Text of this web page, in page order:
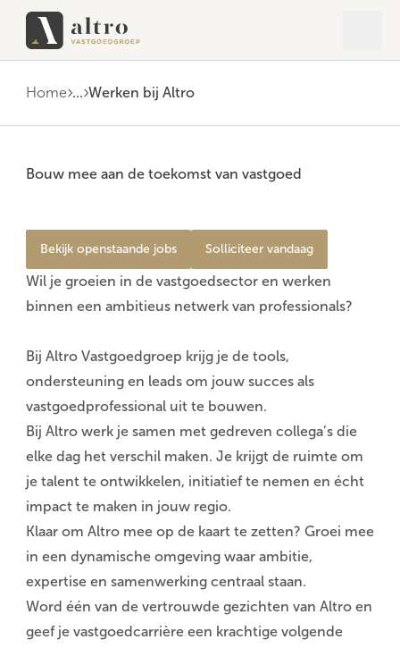
Home ... Werken bij Altro
Bouw mee aan de toekomst van vastgoed
Bekijk openstaande jobs Solliciteer vandaag
Wil je groeien in de vastgoedsector en werken
binnen een ambitieus netwerk van professionals?
Bij Altro Vastgoedgroep krijg je detools,
ondersteuningen leadsom jouw succes als
vastgoedprofessional uit te bouwen.
Bij Altro werk je samen met gedreven collega’sdie
elke dag het verschil maken. Je krijgt de ruimte om
je talent te ontwikkelen, initiatief te nemen en écht
impact te maken in jouw regio.
Klaar om Altro mee op de kaart te zetten? Groei mee
in een dynamische omgevingwaar ambitie,
expertise en samenwerking centraal staan.
Word één van de vertrouwde gezichten van Altro en
geef je vastgoedcarrière een krachtige volgende